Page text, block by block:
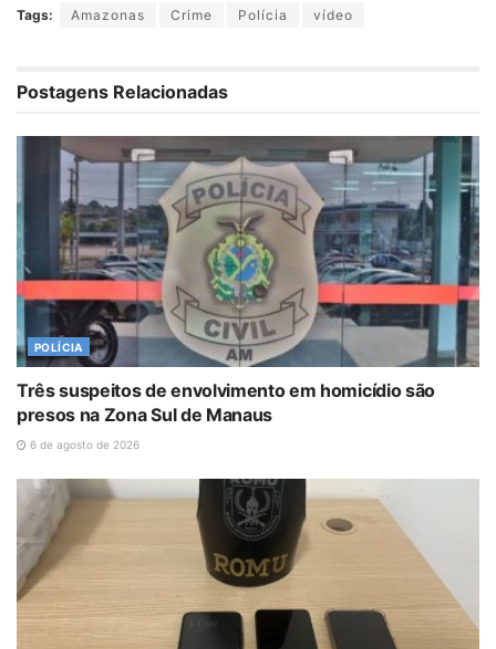
Tags: Amazonas Crime Polícia vídeo
Postagens Relacionadas
POLÍCIA
Três suspeitos de envolvimento em homicídio são
presos na Zona Sul de Manaus
6 de agosto de 2026